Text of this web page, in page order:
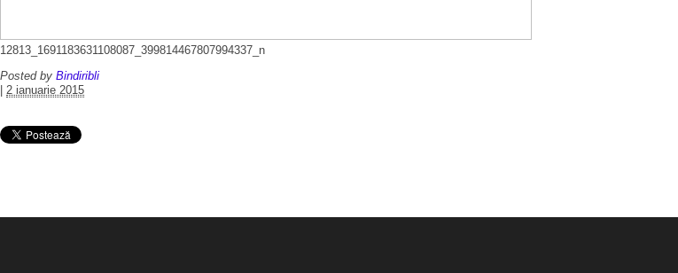
12813_1691183631108087_399814467807994337_n
Posted by Bindiribli
2 ianuarie 2015